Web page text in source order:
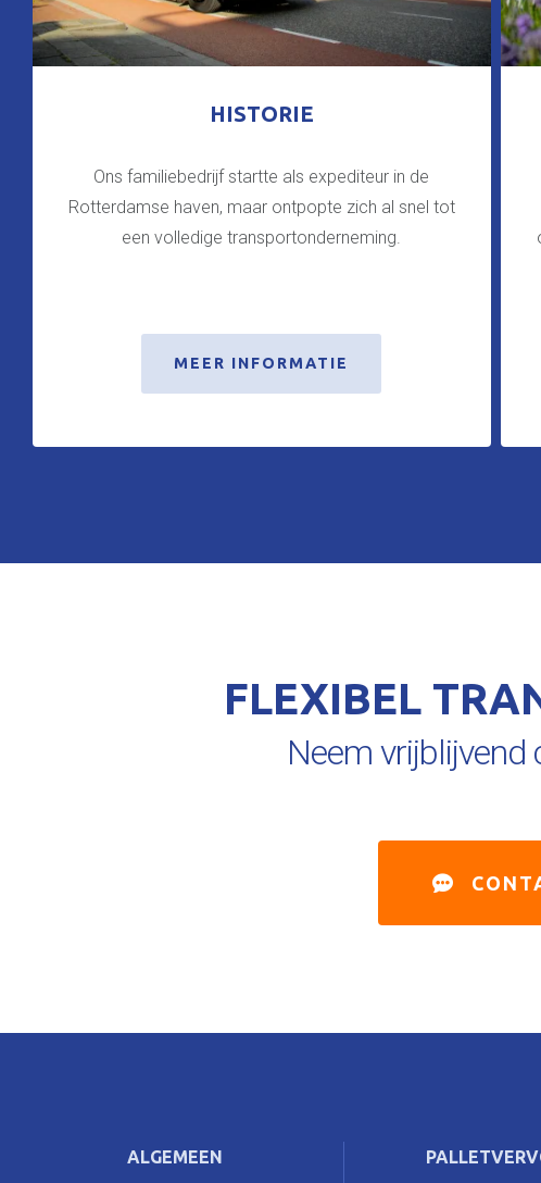
HISTORIE
Ons familiebedrijf startte als expediteur in de
Rotterdamse haven, maar ontpopte zich al snel tot
een volledige transportonderneming.
MEER INFORMATIE
FLEXIBEL
Neem
ALGEMEEN